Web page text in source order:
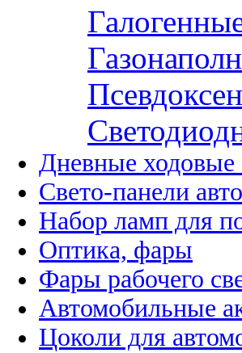
Дневные ходовые
Свето-панели
Набор ламп для
Оптика, фары
Фары рабочего
Автомобильные
Цоколи для